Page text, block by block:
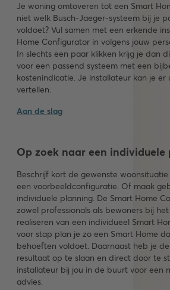
Je woning omtoveren tot een Smart
niet welk Busch-Jaeger-systeem bij je
voldoet? Vul samen met een erkende
Home Configurator in volgens jouw
In slechts een paar klikken krijg je dan
voor een passend systeem met een
kostenindicatie. Je installateur kan je
vertellen.
Aan de slag
Op zoek naar een individuele
Beschrijf kort de gewenste
een voorbeeldconfiguratie. Of maak
individuele planning. De Smart Home
zowel professionals als bewoners bij
realiseren van een individueel Smart
voor stap plan je zo een Smart Home
behoeften voldoet. Daarnaast heb je
resultaat op te slaan en direct door te
installateur bij jou in de buurt voor een
advies.